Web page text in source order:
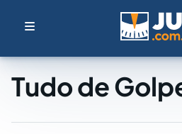
Tudo de